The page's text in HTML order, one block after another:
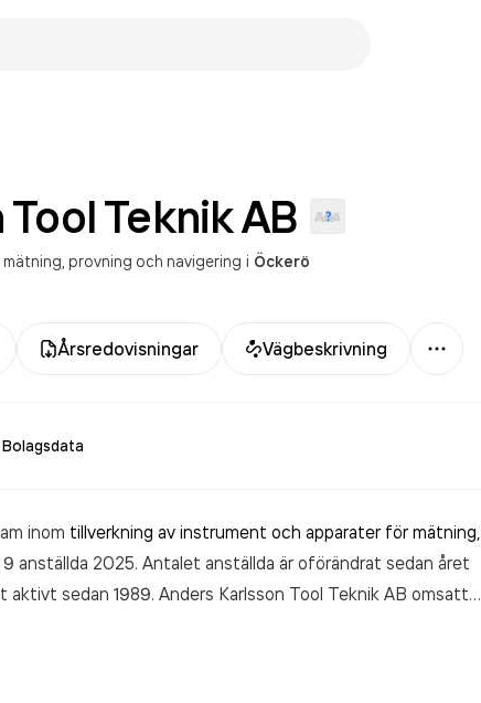
TeknikAB
provning och navigering i Öckerö
Årsredovisningar Vägbeskrivning
Mer
Bolagsdata
inom tillverkning av instrument och apparater för mätning,
anställda 2025. Antalet anställda är oförändrat sedan året
sedan 1989. Anders Karlsson Tool Teknik AB omsatte